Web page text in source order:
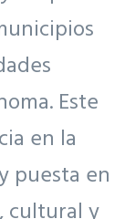
Este
en la
puesta en